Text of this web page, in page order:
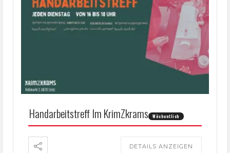
Handarbeitstreff Im KrimZkrams Wöchentlich
DETAILS ANZEIGEN